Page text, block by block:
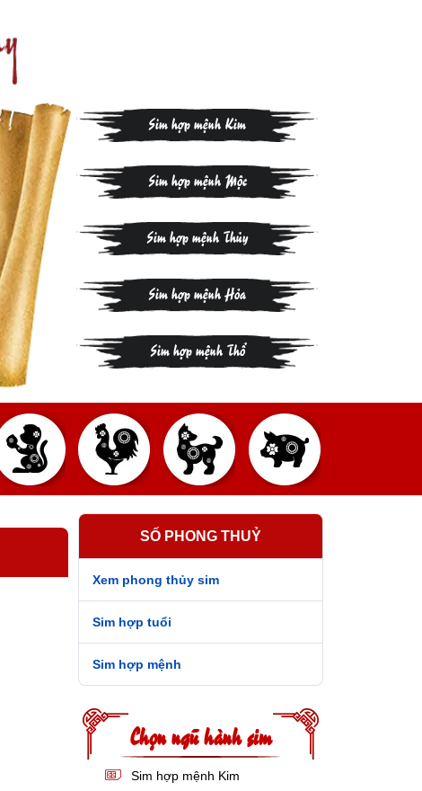
Sim hợp mệnh Kim
Sim hợp mệnh Mộc
Sim hợp mệnh Thủy
Sim hợp mệnh Hỏa
Sim hợp mệnh Thổ
SỐ PHONG THUỶ
Xem phong thủy sim
Sim hợp tuổi
Sim hợp mệnh
Chọn ngũ hành sim
Sim hợp mệnh Kim